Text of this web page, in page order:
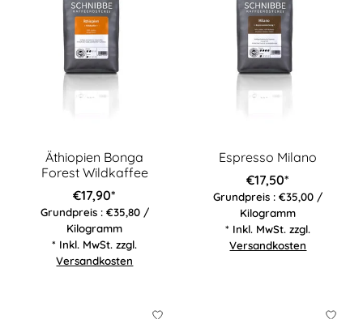
Äthiopien Bonga
Forest Wildkaffee
€17,90*
Grundpreis : €35,80 /
Kilogramm
* Inkl. MwSt. zzgl.
Versandkosten
Espresso Milano
€17,50*
Grundpreis : €35,00 /
Kilogramm
* Inkl. MwSt. zzgl.
Versandkosten